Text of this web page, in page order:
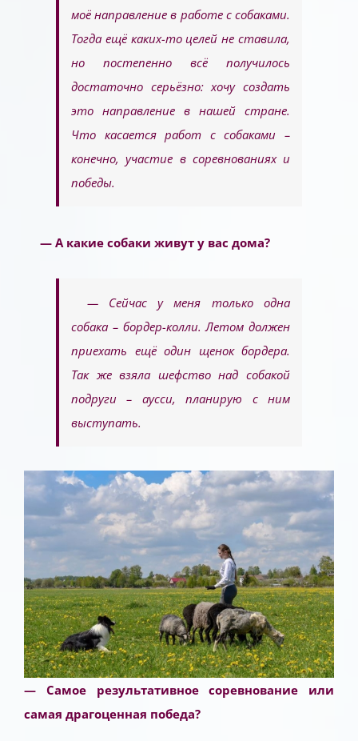
моё направление в работе с собаками.
Тогда ещё каких-то целей не ставила,
но постепенно всё получилось
достаточно серьёзно: хочу создать
это направление в нашей стране.
Что касается работ с собаками –
конечно, участие в соревнованиях и
победы.
— А какие собаки живут у вас дома?
— Сейчас у меня только одна
собака – бордер-колли. Летом должен
приехать ещё один щенок бордера.
Так же взяла шефство над собакой
подруги – аусси, планирую с ним
выступать.
— Самое результативное соревнование или
самая драгоценная победа?